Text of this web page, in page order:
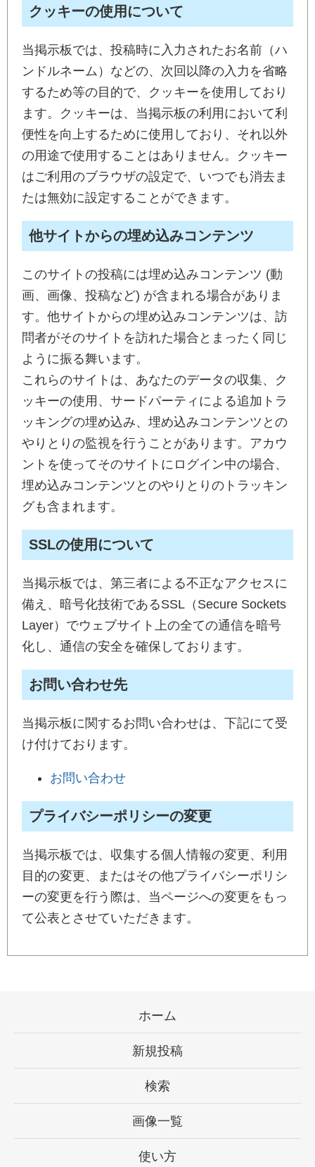
クッキーの使用について
当掲示板では、投稿時に入力されたお名前（ハ
ンドルネーム）などの、次回以降の入力を省略
するため等の目的で、クッキーを使用しており
ます。クッキーは、当掲示板の利用において利
便性を向上するために使用しており、それ以外
の用途で使用することはありません。クッキー
はご利用のブラウザの設定で、いつでも消去ま
たは無効に設定することができます。
他サイトからの埋め込みコンテンツ
このサイトの投稿には埋め込みコンテンツ (動
画、画像、投稿など) が含まれる場合がありま
す。他サイトからの埋め込みコンテンツは、訪
問者がそのサイトを訪れた場合とまったく同じ
ように振る舞います。
これらのサイトは、あなたのデータの収集、ク
ッキーの使用、サードパーティによる追加トラ
ッキングの埋め込み、埋め込みコンテンツとの
やりとりの監視を行うことがあります。アカウ
ントを使ってそのサイトにログイン中の場合、
埋め込みコンテンツとのやりとりのトラッキン
グも含まれます。
SSLの使用について
当掲示板では、第三者による不正なアクセスに
備え、暗号化技術であるSSL（Secure Sockets
Layer）でウェブサイト上の全ての通信を暗号
化し、通信の安全を確保しております。
お問い合わせ先
当掲示板に関するお問い合わせは、下記にて受
け付けております。
お問い合わせ
プライバシーポリシーの変更
当掲示板では、収集する個人情報の変更、利用
目的の変更、またはその他プライバシーポリシ
ーの変更を行う際は、当ページへの変更をもっ
て公表とさせていただきます。
ホーム
新規投稿
検索
画像一覧
使い方